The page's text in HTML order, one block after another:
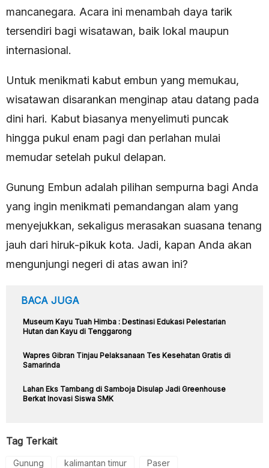
mancanegara. Acara ini menambah daya tarik
tersendiri bagi wisatawan, baik lokal maupun
internasional.
Untuk menikmati kabut embun yang memukau,
wisatawan disarankan menginap atau datang pada
dini hari. Kabut biasanya menyelimuti puncak
hingga pukul enam pagi dan perlahan mulai
memudar setelah pukul delapan.
Gunung Embun adalah pilihan sempurna bagi Anda
yang ingin menikmati pemandangan alam yang
menyejukkan, sekaligus merasakan suasana tenang
jauh dari hiruk-pikuk kota. Jadi, kapan Anda akan
mengunjungi negeri di atas awan ini?
BACA JUGA
Museum Kayu Tuah Himba : Destinasi Edukasi Pelestarian
Hutan dan Kayu di Tenggarong
Wapres Gibran Tinjau Pelaksanaan Tes Kesehatan Gratis di
Samarinda
Lahan Eks Tambang di Samboja Disulap Jadi Greenhouse
Berkat Inovasi Siswa SMK
Tag Terkait
Gunung kalimantan timur Paser